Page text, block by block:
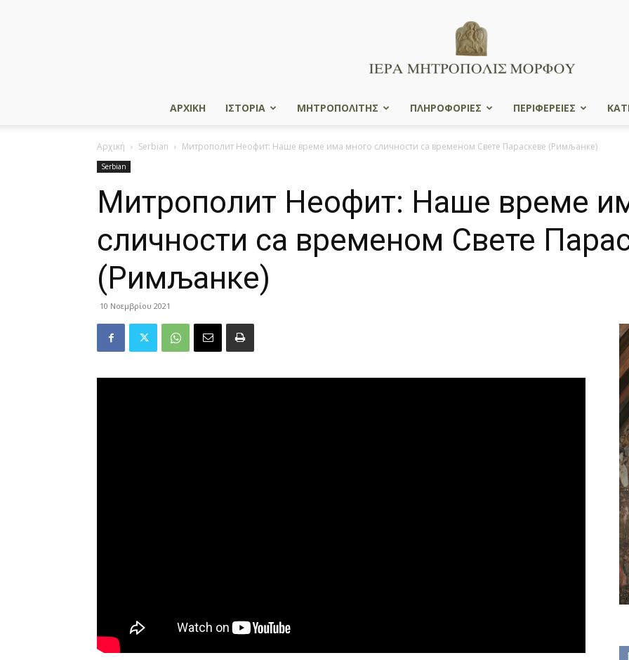
Μητρόπολις
ΑΡΧΙΚΗ ΙΣΤΟΡΙΑ ΜΗΤΡΟΠΟΛΙΤΗΣ ΠΛΗΡΟΦΟΡΙΕΣ ΠΕΡΙΦΕΡΕΙΕΣ
Αρχική Serbian Митрополит Неофит: Наше време има много сличности са временом Свете Параскеве (Римљанке)
Serbian
Митрополит Неофит: Наше време
сличности са временом Свете
(Римљанке)
10 Νοεμβρίου 2021